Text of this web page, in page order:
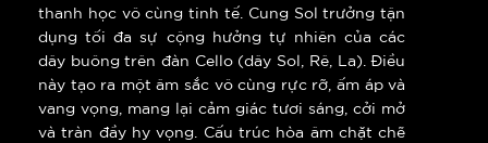
thanh học vô cùng tinh tế. Cung Sol trưởng tận
dụng tối đa sự cộng hưởng tự nhiên của các
dây buông trên đàn Cello (dây Sol, Rê, La). Điều
này tạo ra một âm sắc vô cùng rực rỡ, ấm áp và
vang vọng, mang lại cảm giác tươi sáng, cởi mở
và tràn đầy hy vọng. Cấu trúc hòa âm chặt chẽ